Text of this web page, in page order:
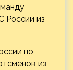
России из
по
из